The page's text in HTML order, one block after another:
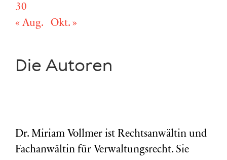
30
« Aug.
Okt. »
Die Autoren
Dr. Miriam Vollmer ist Rechtsanwältin und
Fachanwältin für Verwaltungsrecht. Sie